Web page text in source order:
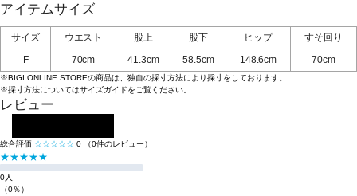
アイテムサイズ
サイズ ウエスト 股上 股下 ヒップ
すそ回り
F
70cm 41.3cm 58.5cm 148.6cm 70cm
※BIGI ONLINE STOREの商品は、独自の採寸方法により採寸をしております。
※採寸方法についてはサイズガイドをご覧ください。
レビュー
総合評価 ☆☆☆☆☆ 0 （0件のレビュー）
★★★★★
0人
（0％）